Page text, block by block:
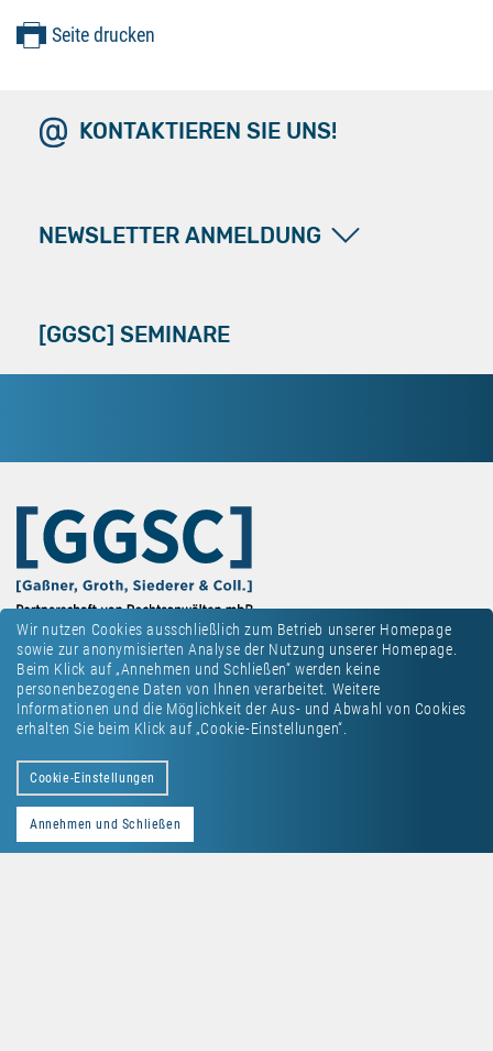
Wir nutzen Cookies ausschließlich zum Betrieb unserer Homepage
sowie zur anonymisierten Analyse der Nutzung unserer Homepage.
Beim Klick auf „Annehmen und Schließen“ werden keine
personenbezogene Daten von Ihnen verarbeitet. Weitere
Informationen und die Möglichkeit der Aus- und Abwahl von Cookies
erhalten Sie beim Klick auf „Cookie-Einstellungen“.
Cookie-Einstellungen
Annehmen und Schließen
Seite drucken
KONTAKTIEREN SIE UNS!
NEWSLETTER ANMELDUNG
[GGSC] SEMINARE